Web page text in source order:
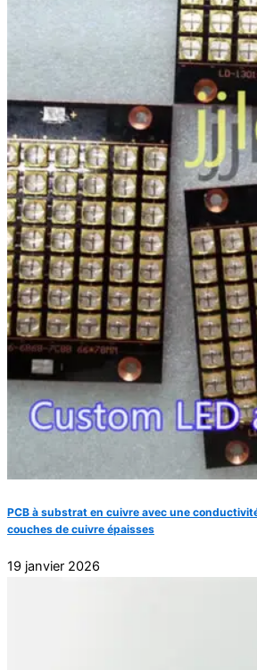
PCB à substrat en cuivre avec une
couches de cuivre épaisses
19 janvier 2026